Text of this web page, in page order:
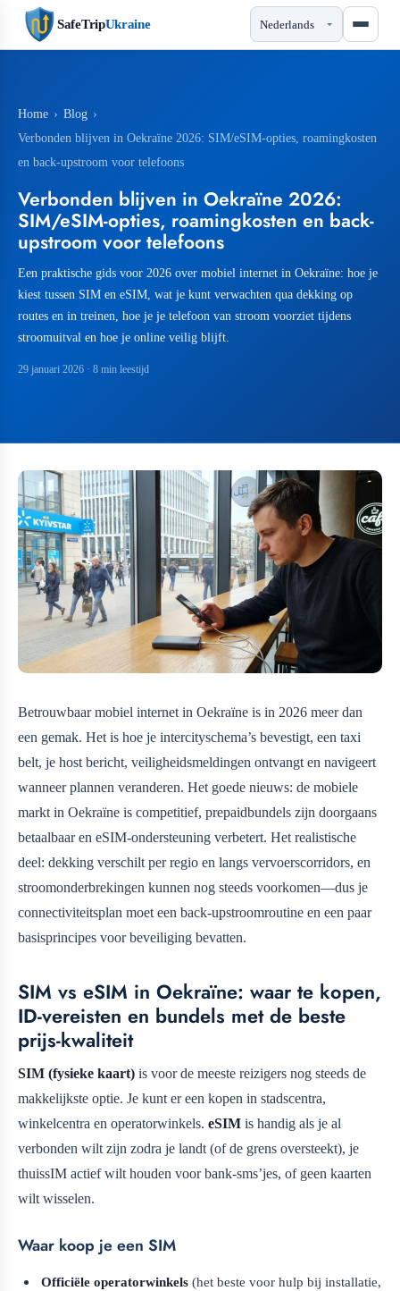
SafeTripUkraine
Home › Blog ›
Verbonden blijven in Oekraïne 2026: SIM/eSIM-opties, roamingkosten
en back-upstroom voor telefoons
Verbonden blijven in Oekraïne 2026:
SIM/eSIM-opties, roamingkosten en back-
upstroom voor telefoons
Een praktische gids voor 2026 over mobiel internet in Oekraïne: hoe je
kiest tussen SIM en eSIM, wat je kunt verwachten qua dekking op
routes en in treinen, hoe je je telefoon van stroom voorziet tijdens
stroomuitval en hoe je online veilig blijft.
29 januari 2026 · 8 min leestijd
Betrouwbaar mobiel internet in Oekraïne is in 2026 meer dan
een gemak. Het is hoe je intercityschema’s bevestigt, een taxi
belt, je host bericht, veiligheidsmeldingen ontvangt en navigeert
wanneer plannen veranderen. Het goede nieuws: de mobiele
markt in Oekraïne is competitief, prepaidbundels zijn doorgaans
betaalbaar en eSIM-ondersteuning verbetert. Het realistische
deel: dekking verschilt per regio en langs vervoerscorridors, en
stroomonderbrekingen kunnen nog steeds voorkomen—dus je
connectiviteitsplan moet een back-upstroomroutine en een paar
basisprincipes voor beveiliging bevatten.
SIM vs eSIM in Oekraïne: waar te kopen,
ID-vereisten en bundels met de beste
prijs-kwaliteit
SIM (fysieke kaart) is voor de meeste reizigers nog steeds de
makkelijkste optie. Je kunt er een kopen in stadscentra,
winkelcentra en operatorwinkels. eSIM is handig als je al
verbonden wilt zijn zodra je landt (of de grens oversteekt), je
thuissIM actief wilt houden voor bank-sms’jes, of geen kaarten
wilt wisselen.
Waar koop je een SIM
Officiële operatorwinkels (het beste voor hulp bij installatie,